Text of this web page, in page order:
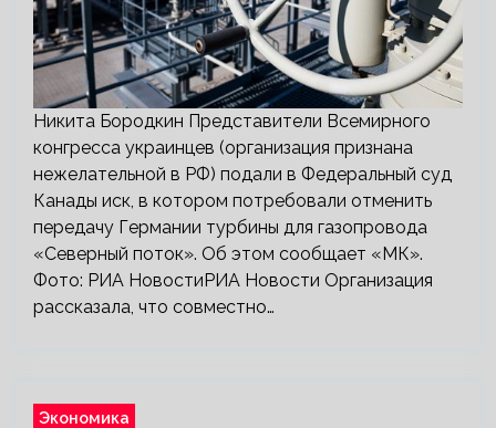
Никита Бородкин Представители Всемирного
конгресса украинцев (организация признана
нежелательной в РФ) подали в Федеральный суд
Канады иск, в котором потребовали отменить
передачу Германии турбины для газопровода
«Северный поток». Об этом сообщает «МК».
Фото: РИА НовостиРИА Новости Организация
рассказала, что совместно…
Экономика